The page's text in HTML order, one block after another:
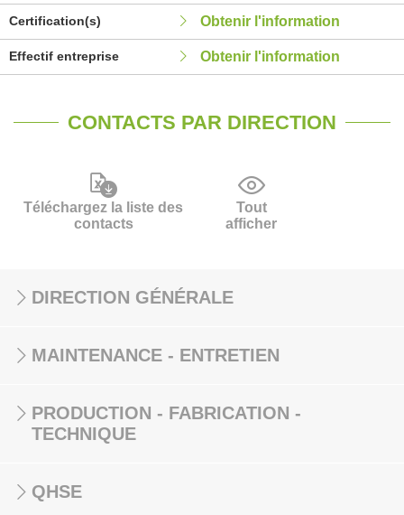
Certification(s) Obtenir l'information
Effectif entreprise Obtenir l'information
CONTACTS PAR DIRECTION
Téléchargez la liste des
contacts
Tout
afficher
DIRECTION GÉNÉRALE
MAINTENANCE - ENTRETIEN
PRODUCTION - FABRICATION -
TECHNIQUE
QHSE